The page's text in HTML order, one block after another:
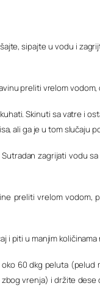
sipajte u vodu i
preliti vrelom
Skinuti sa vatre i
ali ga je u tom slučaju
zagrijati vodu
preliti vrelom vodom,
i piti u manjim
60 dkg peluta (pelud
vrenja) i držite